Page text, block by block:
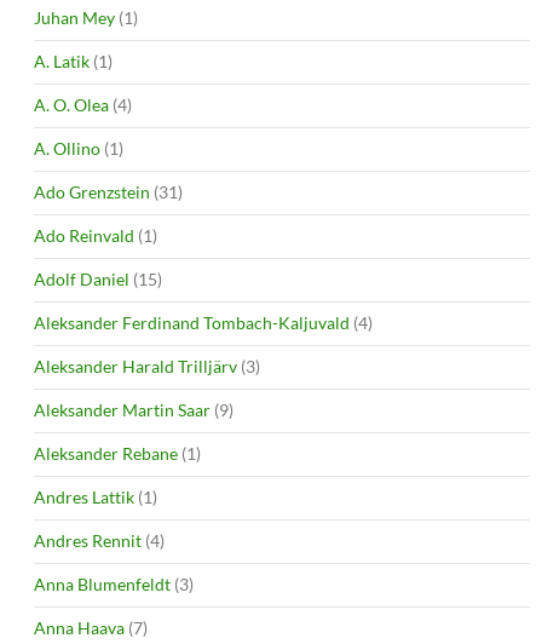
Juhan Mey (1)
A. Latik (1)
A. O. Olea (4)
A. Ollino (1)
Ado Grenzstein (31)
Ado Reinvald (1)
Adolf Daniel (15)
Aleksander Ferdinand Tombach-Kaljuvald (4)
Aleksander Harald Trilljärv (3)
Aleksander Martin Saar (9)
Aleksander Rebane (1)
Andres Lattik (1)
Andres Rennit (4)
Anna Blumenfeldt (3)
Anna Haava (7)